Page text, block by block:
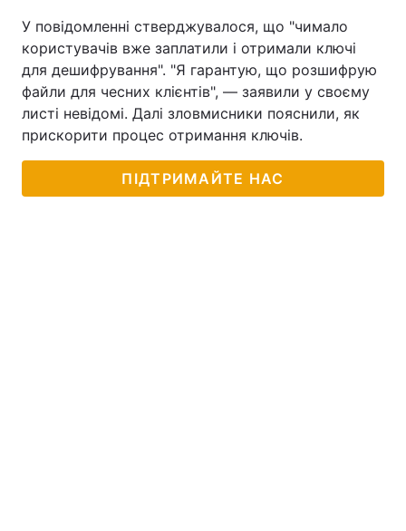
У повідомленні стверджувалося, що "чимало
користувачів вже заплатили і отримали ключі
для дешифрування". "Я гарантую, що розшифрую
файли для чесних клієнтів", — заявили у своєму
листі невідомі. Далі зловмисники пояснили, як
прискорити процес отримання ключів.
ПІДТРИМАЙТЕ НАС